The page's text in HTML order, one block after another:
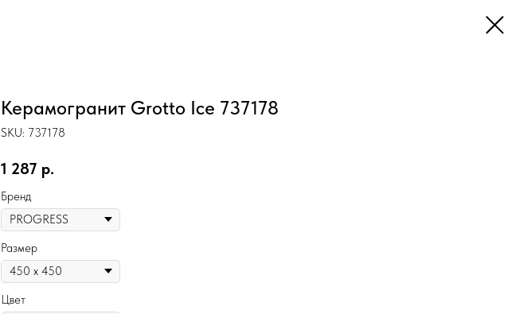
Керамогранит Grotto Ice 737178
SKU: 737178
1 287 р.
Бренд
Размер
Цвет